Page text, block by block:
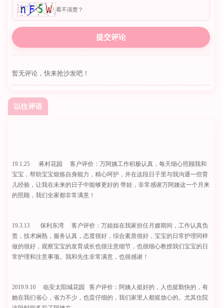
看不清楚？
暂无评论，快来抢沙发吧！
以往评语
19.1.25 蒋村花园 客户评价：万阿姨工作积极认真，每天细心照顾我和
宝宝，帮助宝宝煅炼自身能力，精心呵护，并在这段日子里与我沟通一些育
儿经验，让我在未来的日子中能够更好的 带娃，非常感谢万阿姨这一个月来
的照顾，我们全家都非常满意！
19.3.13 保利东湾 客户评价：万姐姐在我家担任月嫂期间，工作认真负
责，技术娴熟，服务认真，态度很好，综合素质很好，宝宝的日常护理同样
做的很好，观察宝宝的发育成长也很注意细节，也很细心教授我们宝宝的日
常护理和注意事项。我和先生非常满意，也很感谢！
2019.9.10 临安太阳城花园 客户评价：阿姨人挺好的，人也挺勤快的，有
她在我们省心，省力不少，也蛮仔细的，我们家里人都挺放心的。尤其住院